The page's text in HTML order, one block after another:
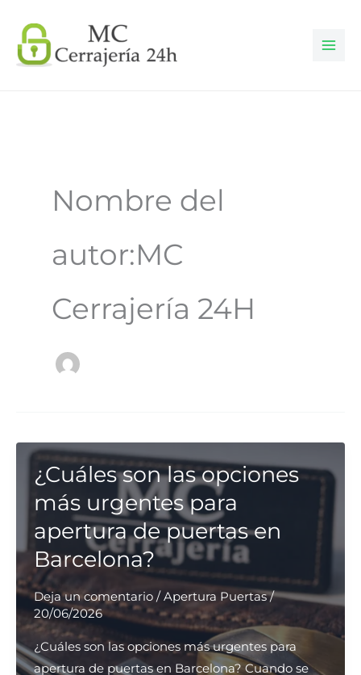
contenido
Nombre del
autor:MC
Cerrajería 24H
¿Cuáles son las opciones
más urgentes para
apertura de puertas en
Barcelona?
Deja un comentario /Apertura Puertas/
20/06/2026
¿Cuáles son las opciones más urgentes para
apertura de puertas en Barcelona? Cuando se